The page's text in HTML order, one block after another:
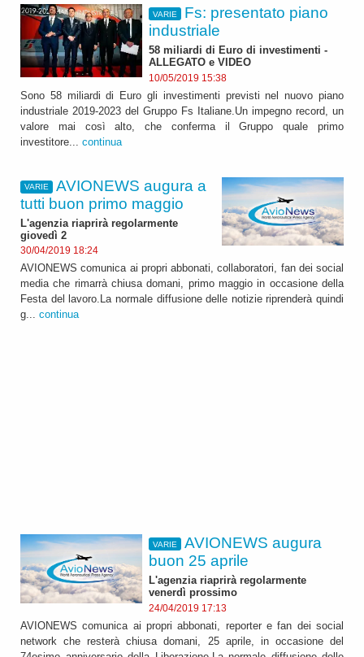
VARIE
Fs: presentato piano
industriale
58 miliardi di Euro di investimenti -
ALLEGATO e VIDEO
10/05/2019 15:38
Sono 58 miliardi di Euro gli investimenti previsti nel nuovo piano
industriale 2019-2023 del Gruppo Fs Italiane.Un impegno record, un
valore mai così alto, che conferma il Gruppo quale primo
investitore... continua
VARIE
AVIONEWS augura a
tutti buon primo maggio
L'agenzia riaprirà regolarmente
giovedì 2
30/04/2019 18:24
AVIONEWS comunica ai propri abbonati, collaboratori, fan dei social
media che rimarrà chiusa domani, primo maggio in occasione della
Festa del lavoro.La normale diffusione delle notizie riprenderà quindi
g... continua
VARIE
AVIONEWS augura
buon 25 aprile
L'agenzia riaprirà regolarmente
venerdì prossimo
24/04/2019 17:13
AVIONEWS comunica ai propri abbonati, reporter e fan dei social
network che resterà chiusa domani, 25 aprile, in occasione del